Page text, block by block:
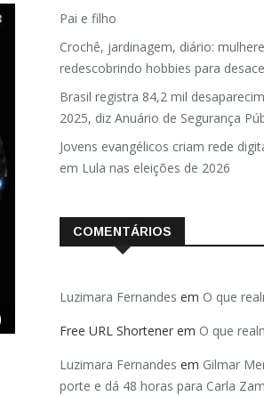
Pai e filho
Crochê, jardinagem, diário:
redescobrindo hobbies para
Brasil registra 84,2 mil
2025, diz Anuário de Segurança
Jovens evangélicos criam rede
em Lula nas eleições de 2026
COMENTÁRIOS
Luzimara Fernandes em O que
Free URL Shortener em O que
Luzimara Fernandes em Gilmar
porte e dá 48 horas para Carla